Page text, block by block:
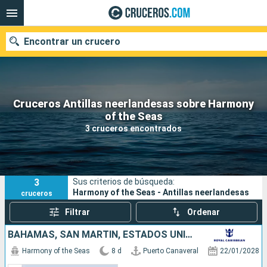
Cruceros Antillas neerlandesas sobre Harmony
of the Seas
3 cruceros encontrados
Encontrar un crucero
Nuestros destinos
Fecha de salida
Puertos Compañías
Buscar
3
cruceros
Sus criterios de búsqueda:
Harmony of the Seas - Antillas neerlandesas
Filtrar Ordenar
BAHAMAS, SAN MARTÍN, ESTADOS UNIDOS
Harmony of the Seas 8 d Puerto Canaveral 22/01/2028